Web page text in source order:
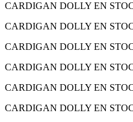
CARDIGAN DOLLY EN
CARDIGAN DOLLY EN
CARDIGAN DOLLY EN
CARDIGAN DOLLY EN
CARDIGAN DOLLY EN
CARDIGAN DOLLY EN